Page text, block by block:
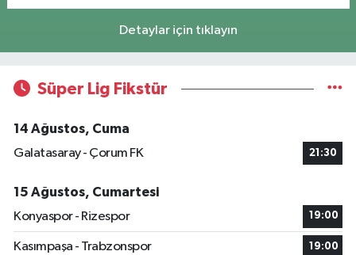
Detaylar için tıklayın
Süper Lig Fikstür
14 Ağustos, Cuma
Galatasaray - Çorum FK
21:30
15 Ağustos, Cumartesi
Konyaspor - Rizespor
19:00
Kasımpaşa - Trabzonspor 19:00